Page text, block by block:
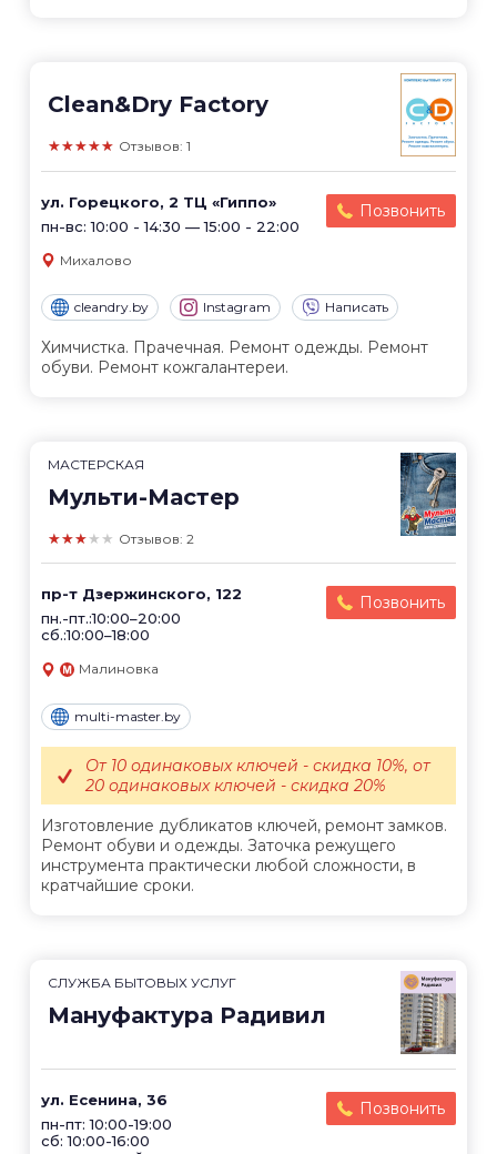
Clean&Dry Factory
★★★★★ Отзывов: 1
ул. Горецкого, 2 ТЦ «Гиппо»
пн-вс: 10:00 - 14:30 — 15:00 - 22:00
Позвонить
Михалово
cleandry.by Instagram Написать
Химчистка. Прачечная. Ремонт одежды. Ремонт
обуви. Ремонт кожгалантереи.
МАСТЕРСКАЯ
Мульти-Мастер
★★★★★ Отзывов: 2
пр-т Дзержинского, 122
пн.-пт.:10:00–20:00
сб.:10:00–18:00
Позвонить
Малиновка
multi-master.by
Изготовление дубликатов ключей, ремонт замков.
Ремонт обуви и одежды. Заточка режущего
инструмента практически любой сложности, в
кратчайшие сроки.
От 10 одинаковых ключей - скидка 10%, от
20 одинаковых ключей - скидка 20%
СЛУЖБА БЫТОВЫХ УСЛУГ
Мануфактура Радивил
ул. Есенина, 36
пн-пт: 10:00-19:00
сб: 10:00-16:00
Позвонить